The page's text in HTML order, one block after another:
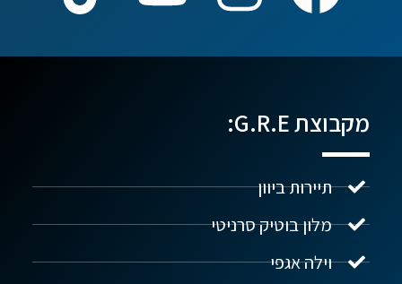
מקבוצת G.R.E:
תיירות ביוון
מלון בוטיק סרניטי
וילה אגפי
נדל"ן ביוון G.R.E